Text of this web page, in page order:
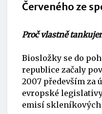
Červeného ze
Proč vlastně
Biosložky se do
republice začaly
2007 především za
evropské
emisí skleníkových